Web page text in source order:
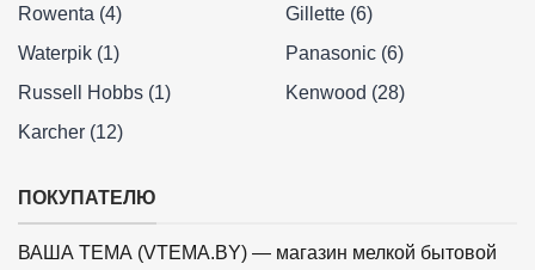
Rowenta (4)
Gillette (6)
Waterpik (1)
Panasonic (6)
Russell Hobbs (1)
Kenwood (28)
Karcher (12)
ПОКУПАТЕЛЮ
ВАША ТЕМА (VTEMA.BY) — магазин мелкой бытовой